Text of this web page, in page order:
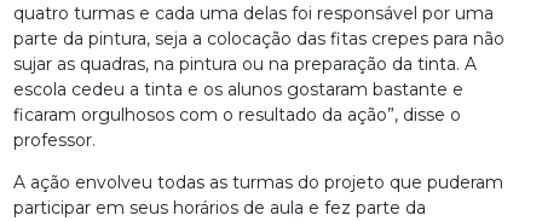
quatro turmas e cada uma delas foi responsável por uma
parte da pintura, seja a colocação das fitas crepes para não
sujar as quadras, na pintura ou na preparação da tinta. A
escola cedeu a tinta e os alunos gostaram bastante e
ficaram orgulhosos com o resultado da ação”, disse o
professor.
A ação envolveu todas as turmas do projeto que puderam
participar em seus horários de aula e fez parte da